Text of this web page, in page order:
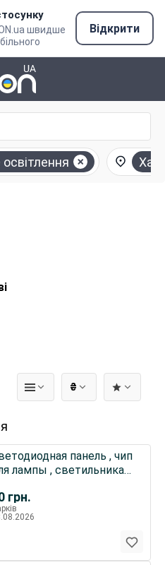
швидше
Відкрити
освітлення
₴
грн.
панель , чип
лампы , светильника